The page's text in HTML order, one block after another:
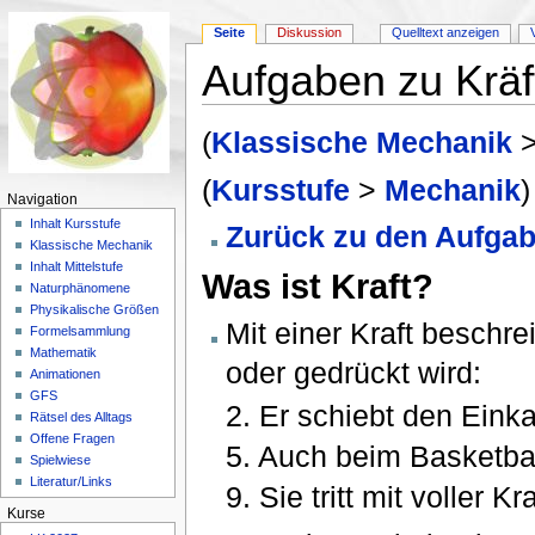
Aufgaben zu
(Klassische Mechanik
(Kursstufe > Mechanik)
Zurück zu den
Was ist Kraft?
Mit einer Kraft
oder gedrückt wird:
2. Er schiebt den
5. Auch beim
9. Sie tritt mit voller
Seite Diskussion Quelltext anzeigen
Navigation
Inhalt Kursstufe
Klassische Mechanik
Inhalt Mittelstufe
Naturphänomene
Physikalische Größen
Formelsammlung
Mathematik
Animationen
GFS
Rätsel des Alltags
Offene Fragen
Spielwiese
Literatur/Links
Kurse